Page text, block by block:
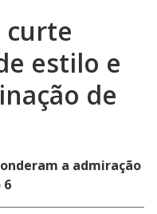
estilo e
de
a admiração
6